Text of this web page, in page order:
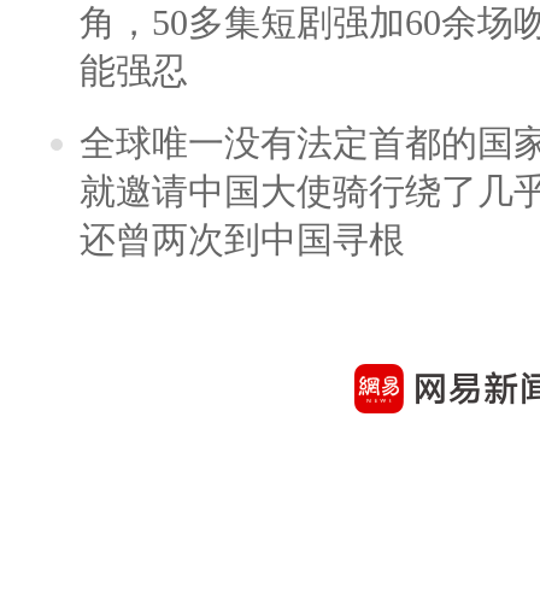
角，50多集短剧强加60余场
能强忍
全球唯一没有法定首都的国
就邀请中国大使骑行绕了几
还曾两次到中国寻根